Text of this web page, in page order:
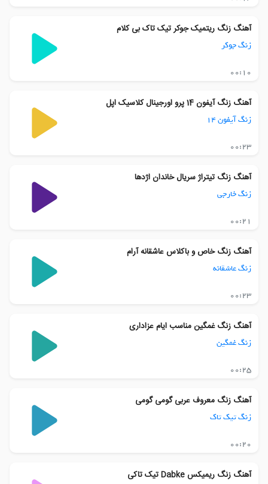
آهنگ زنگ ریتمیک جوکر تیک تاک بی کلام
زنگ جوکر
00:10
آهنگ زنگ آیفون 14 پرو اورجینال کلاسیک اپل
زنگ آیفون 14
00:23
آهنگ زنگ تیتراژ سریال خاندان اژدها
زنگ خارجی
00:21
آهنگ زنگ خاص و باکلاس عاشقانه آرام
زنگ عاشقانه
00:23
آهنگ زنگ غمگین مناسب ایام عزاداری
زنگ غمگین
00:25
آهنگ زنگ معروف عربی گومی گومی
زنگ تیک تاک
00:20
آهنگ زنگ ریمیکس Dabke تیک تاکی